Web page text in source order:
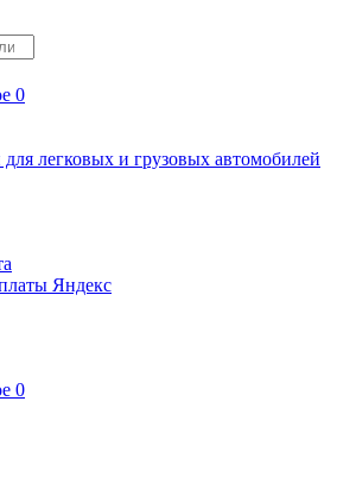
0
для легковых и грузовых автомобилей
Яндекс
0